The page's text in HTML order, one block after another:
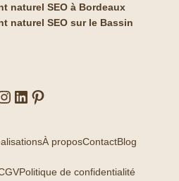
naturel SEO à Bordeaux
naturel SEO sur le Bassin
À proposContactBlog
Politique de confidentialité